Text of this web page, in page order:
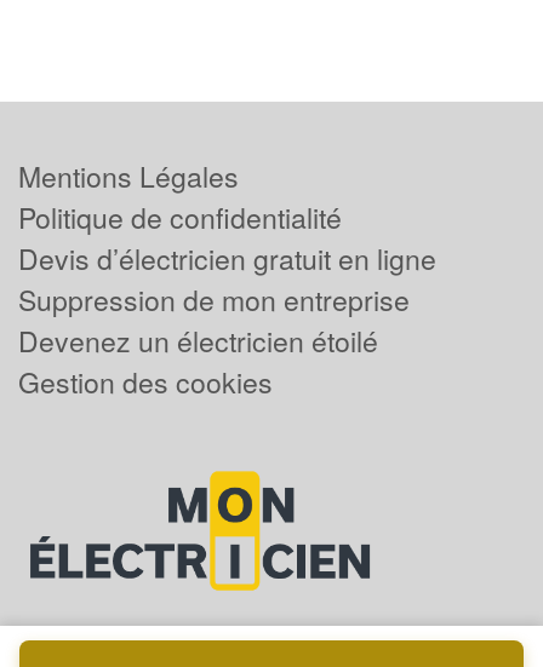
Mentions Légales
Politique de confidentialité
Devis d’électricien gratuit en ligne
Suppression de mon entreprise
Devenez un électricien étoilé
Gestion des cookies